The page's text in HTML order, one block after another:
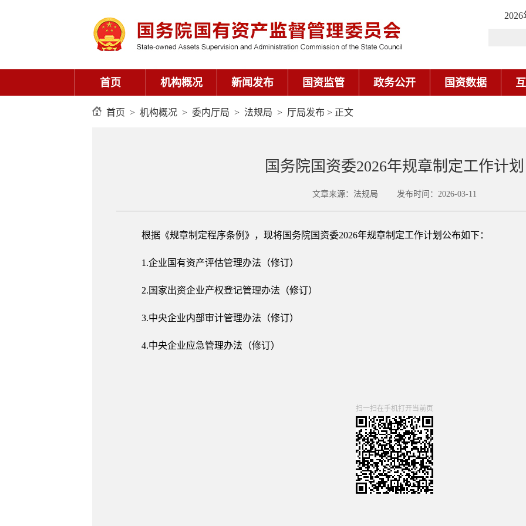
首页 机构概况 新闻发布 国资监管 政务公开 国资数据
首页 > 机构概况 > 委内厅局 > 法规局 > 厅局发布 > 正文
国务院国资委2026年规章制定工作计划
文章来源：法规局 发布时间：2026-03-11
根据《规章制定程序条例》，现将国务院国资委2026年规章制定工作计划公布如下：
1.企业国有资产评估管理办法（修订）
2.国家出资企业产权登记管理办法（修订）
3.中央企业内部审计管理办法（修订）
4.中央企业应急管理办法（修订）
扫一扫在手机打开当前页